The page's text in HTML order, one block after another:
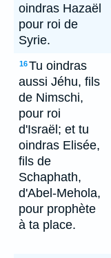
oindras Hazaël
pour roi de
Syrie.
16Tu oindras
aussi Jéhu, fils
de Nimschi,
pour roi
d'Israël; et tu
oindras Elisée,
fils de
Schaphath,
d'Abel-Mehola,
pour prophète
à ta place.